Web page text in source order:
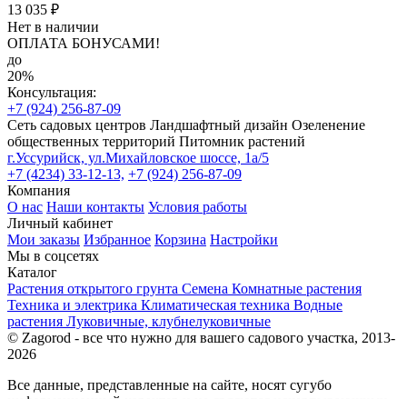
13 035 ₽
Нет в наличии
ОПЛАТА БОНУСАМИ!
до
20%
Консультация:
+7 (924) 256-87-09
Сеть садовых центров Ландшафтный дизайн Озеленение
общественных территорий Питомник растений
г.Уссурийск, ул.Михайловское шоссе, 1а/5
+7 (4234) 33-12-13, +7 (924) 256-87-09
Компания
О нас Наши контакты Условия работы
Личный кабинет
Мои заказы Избранное Корзина Настройки
Мы в соцсетях
Каталог
Растения открытого грунта Семена Комнатные растения
Техника и электрика Климатическая техника Водные
растения Луковичные, клубнелуковичные
© Zagorod - все что нужно для вашего садового участка, 2013-
2026
Все данные, представленные на сайте, носят сугубо